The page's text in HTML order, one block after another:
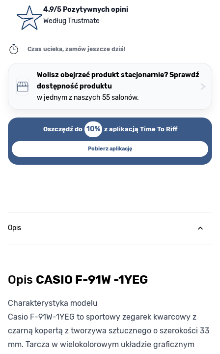
4.9/5 Pozytywnych opini
Według Trustmate
Czas ucieka, zamów jeszcze dziś!
Wolisz obejrzeć produkt stacjonarnie? Sprawdź
dostępność produktu
w jednym z naszych 55 salonów.
>
Oszczędź do 10% z aplikacją Time To Riff
Pobierz aplikację
Opis
Opis CASIO F-91W -1YEG
Charakterystyka modelu
Casio F-91W-1YEG to sportowy zegarek kwarcowy z
czarną kopertą z tworzywa sztucznego o szerokości 33
mm. Tarcza w wielokolorowym układzie graficznym